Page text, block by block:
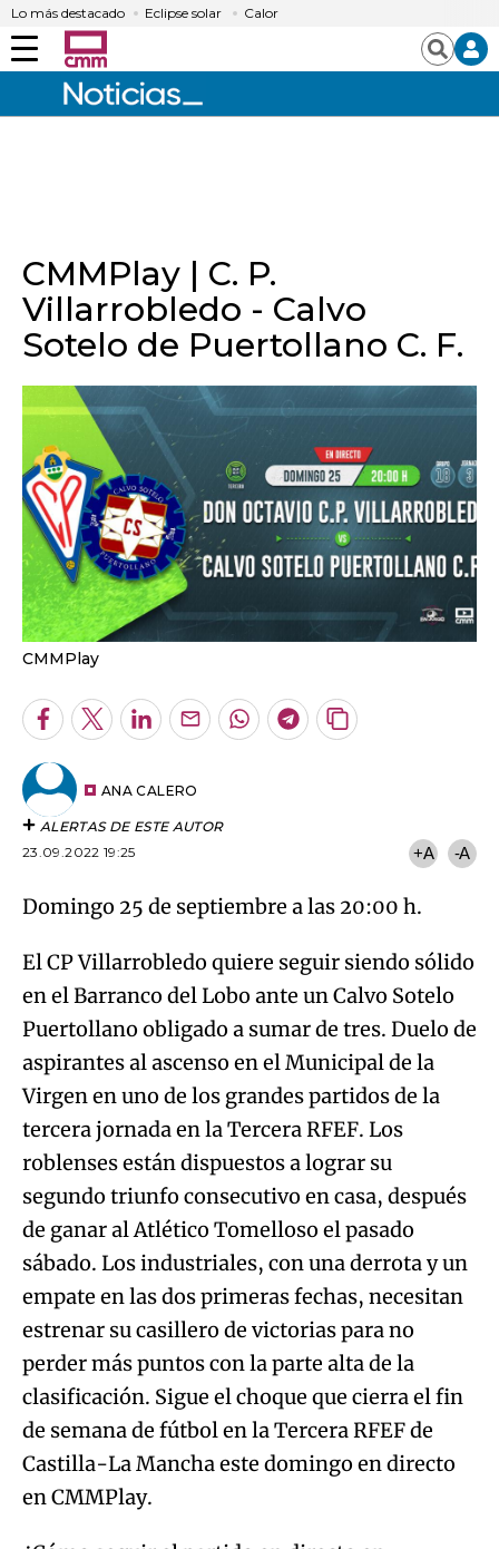
Lo más destacado Eclipse solar Calor
Menú Buscar
CMMPlay | C. P.
Villarrobledo - Calvo
Sotelo de Puertollano C. F.
CMMPlay
Facebook
TwitterLinkedInEnviarWhatsapp
Telegram
Copiar
ANA CALERO
ALERTAS DE ESTE AUTOR
23.09.2022 19:25
+A -A
Domingo 25 de septiembre a las 20:00 h.
El CP Villarrobledo quiere seguir siendo sólido
en el Barranco del Lobo ante un Calvo Sotelo
Puertollano obligado a sumar de tres. Duelo de
aspirantes al ascenso en el Municipal de la
Virgen en uno de los grandes partidos de la
tercera jornada en la Tercera RFEF. Los
roblenses están dispuestos a lograr su
segundo triunfo consecutivo en casa, después
de ganar al Atlético Tomelloso el pasado
sábado. Los industriales, con una derrota y un
empate en las dos primeras fechas, necesitan
estrenar su casillero de victorias para no
perder más puntos con la parte alta de la
clasificación. Sigue el choque que cierra el fin
de semana de fútbol en la Tercera RFEF de
Castilla-La Mancha este domingo en directo
en CMMPlay.